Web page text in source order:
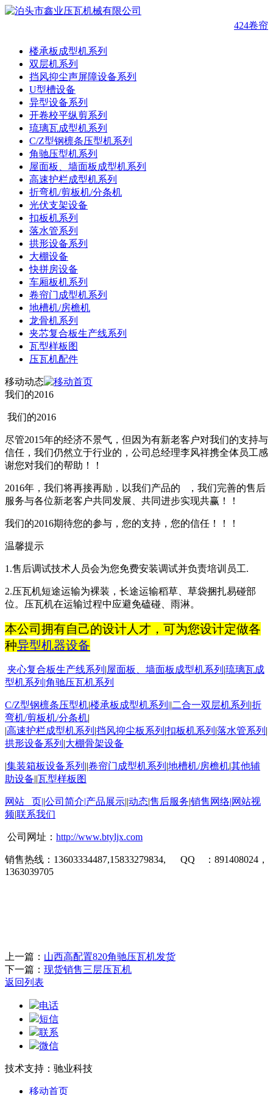
424卷帘
楼承板成型机系列
双层机系列
挡风抑尘声屏障设备系列
U型槽设备
异型设备系列
开卷校平纵剪系列
琉璃瓦成型机系列
C/Z型钢檩条压型机系列
角驰压型机系列
屋面板、墙面板成型机系列
高速护栏成型机系列
折弯机/剪板机/分条机
光伏支架设备
扣板机系列
落水管系列
拱形设备系列
大棚设备
快拼房设备
车厢板机系列
卷帘门成型机系列
地槽机/房檐机
龙骨机系列
夹芯复合板生产线系列
瓦型样板图
压瓦机配件
移动动态
我们的2016
我们的2016
尽管2015年的经济不景气，但因为有新老客户对我们的支持与
信任，我们仍然立于行业的，公司总经理李风祥携全体员工感
谢您对我们的帮助！！
2016年，我们将再接再励，以我们产品的 ，我们完善的售后
服务与各位新老客户共同发展、共同进步实现共赢！！
我们的2016期待您的参与，您的支持，您的信任！！！
温馨提示
1.售后调试技术人员会为您免费安装调试并负责培训员工.
2.压瓦机短途运输为裸装，长途运输稻草、草袋捆扎易碰部
位。压瓦机在运输过程中应避免磕碰、雨淋。
本公司拥有自己的设计人才，可为您设计定做各
种异型机器设备
夹心复合板生产线系列 |屋面板 、墙面板成型机系列 |琉璃瓦成
型机系列 |角驰压瓦机系列
C/Z型钢檩条压型机|楼承板成型机系列 ||二合一双层机系列 |折
弯机/剪板机/分条机|
|高速护栏成型机系列 |挡风抑尘板系列 |扣板机系列 |落水管系列 |
拱形设备系列 |大棚骨架设备
|集装箱板设备系列 ||卷帘门成型机系列 |地槽机/房檐机|其他辅
助设备||瓦型样板图
网站 页||公司简介|产品展示||动态|售后服务|销售网络|网站视
频|联系我们
公司网址： http://www.btyljx.com
销售热线： 13603334487,15833279834, QQ ： 891408024 ，
1363039705
上一篇： 山西高配置820角驰压瓦机发货
下一篇： 现货销售三层压瓦机
返回列表
电话
短信
联系
微信
技术支持：驰业科技
移动首页